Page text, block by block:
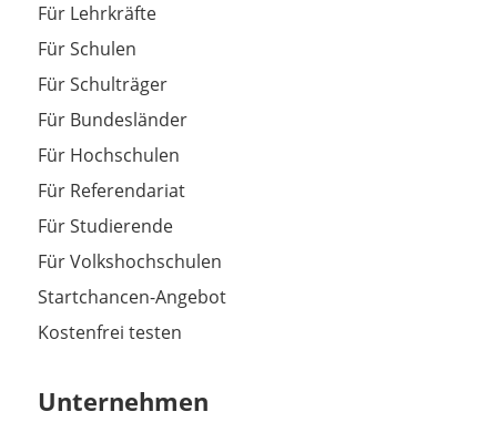
Für Lehrkräfte
Für Schulen
Für Schulträger
Für Bundesländer
Für Hochschulen
Für Referendariat
Für Studierende
Für Volkshochschulen
Startchancen-Angebot
Kostenfrei testen
Unternehmen